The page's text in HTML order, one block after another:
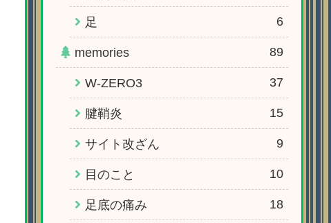
足 6
memories 89
W-ZERO3 37
腱鞘炎 15
サイト改ざん 9
目のこと 10
足底の痛み 18